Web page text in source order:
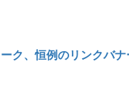
ク、恒例のリンクバ